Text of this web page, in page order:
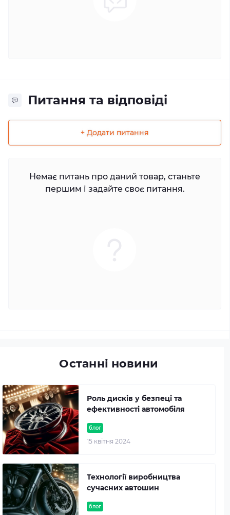
Питання та відповіді
+ Додати питання
Немає питань про даний товар, станьте
першим і задайте своє питання.
Останні новини
блог
15 квітня 2024
Роль дисків у безпеці та
ефективності автомобіля
блог
Технології виробництва
сучасних автошин